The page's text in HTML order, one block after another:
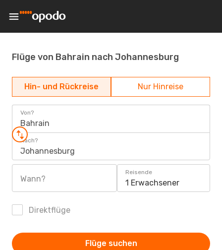
Flüge von Bahrain nach Johannesburg
Hin- und Rückreise Nur Hinreise
Von?
Bahrain
Nach?
Johannesburg
Wann?
Reisende
1 Erwachsener
Direktflüge
Flüge suchen